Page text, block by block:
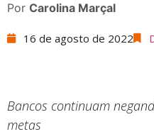
Por Carolina Marçal
16 de agosto de 2022
Bancos continuam
metas